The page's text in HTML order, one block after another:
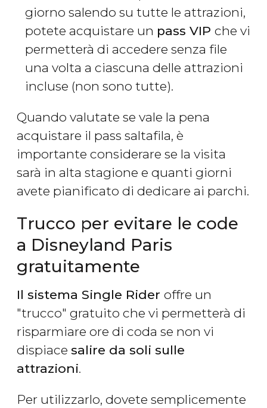
giorno salendo su tutte le attrazioni,
potete acquistare un pass VIP che vi
permetterà di accedere senza file
una volta a ciascuna delle attrazioni
incluse (non sono tutte).
Quando valutate se vale la pena
acquistare il pass saltafila, è
importante considerare se la visita
sarà in alta stagione e quanti giorni
avete pianificato di dedicare ai parchi.
Trucco per evitare le code
a Disneyland Paris
gratuitamente
Il sistema Single Rider offre un
"trucco" gratuito che vi permetterà di
risparmiare ore di coda se non vi
dispiace salire da soli sulle
attrazioni.
Per utilizzarlo, dovete semplicemente